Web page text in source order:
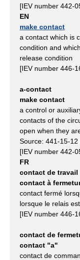
[IEV number 442-
EN
make contact
a contact which is
condition and
release condition
[IEV number 446-
a-contact
make contact
a control or
contacts of the
open when they
Source: 441-15-12
[IEV number 442-
FR
contact de travail
contact à
contact fermé
lorsque le relais
[IEV number 446-
contact de
contact "a"
contact de